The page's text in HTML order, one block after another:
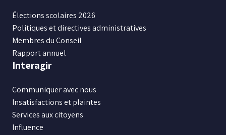
Élections scolaires 2026
Politiques et directives administratives
Membres du Conseil
Rapport annuel
Interagir
Communiquer avec nous
Insatisfactions et plaintes
Services aux citoyens
Influence